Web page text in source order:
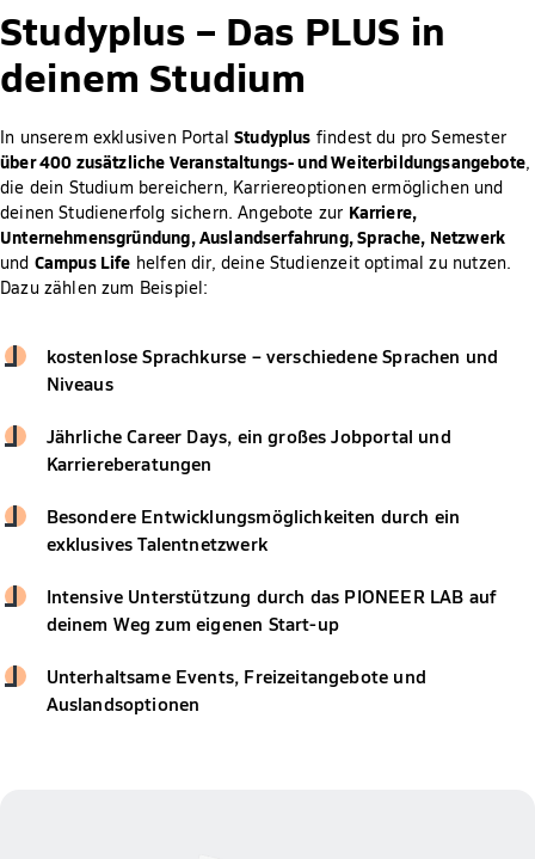
Studyplus – Das PLUS in
deinem Studium
In unserem exklusiven PortalStudyplus findest du pro Semester
über 400 zusätzliche Veranstaltungs- und Weiterbildungsangebote,
die dein Studium bereichern, Karriereoptionen ermöglichen und
deinen Studienerfolg sichern. Angebote zur Karriere,
Unternehmensgründung, Auslandserfahrung, Sprache, Netzwerk
und Campus Life helfen dir, deine Studienzeit optimal zu nutzen.
Dazu zählen zum Beispiel:
kostenlose Sprachkurse – verschiedene Sprachen und
Niveaus
Jährliche Career Days, ein großes Jobportal und
Karriereberatungen
Besondere Entwicklungsmöglichkeiten durch ein
exklusives Talentnetzwerk
Intensive Unterstützung durch das PIONEER LAB auf
deinem Weg zum eigenen Start-up
Unterhaltsame Events, Freizeitangebote und
Auslandsoptionen